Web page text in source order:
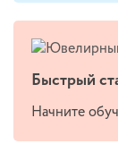
Быстрый
Начните